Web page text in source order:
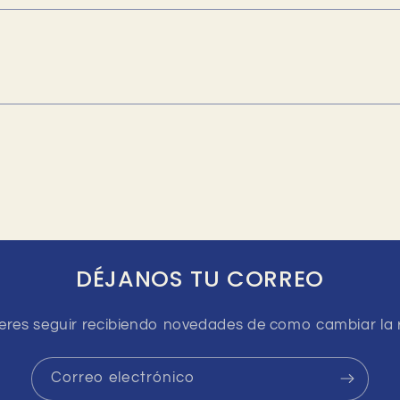
DÉJANOS TU CORREO
seguir recibiendo novedades de como cambiar la
Correo electrónico